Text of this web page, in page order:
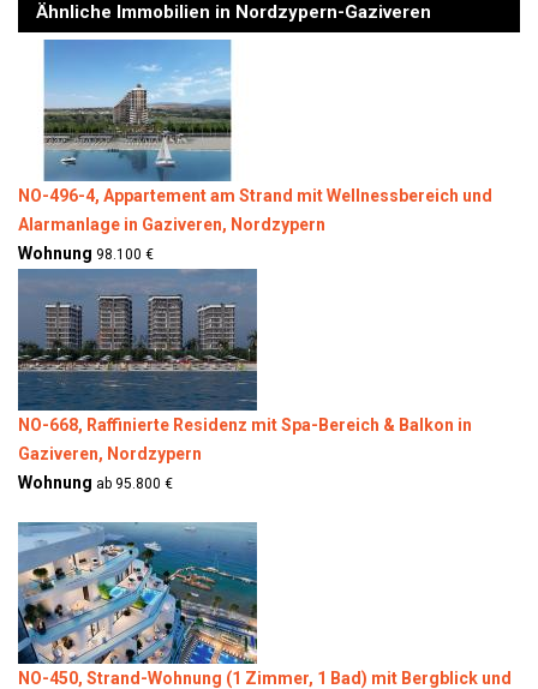
Ähnliche Immobilien in Nordzypern-Gaziveren
NO-496-4, Appartement am Strand mit Wellnessbereich und
Alarmanlage in Gaziveren, Nordzypern
Wohnung 98.100 €
NO-668, Raffinierte Residenz mit Spa-Bereich & Balkon in
Gaziveren, Nordzypern
Wohnung ab 95.800 €
NO-450, Strand-Wohnung (1 Zimmer, 1 Bad) mit Bergblick und